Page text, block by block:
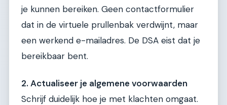
je kunnen bereiken. Geen contactformulier
dat in de virtuele prullenbak verdwijnt, maar
een werkend e-mailadres. De DSA eist dat je
bereikbaar bent.
2. Actualiseer je algemene voorwaarden
Schrijf duidelijk hoe je met klachten omgaat.